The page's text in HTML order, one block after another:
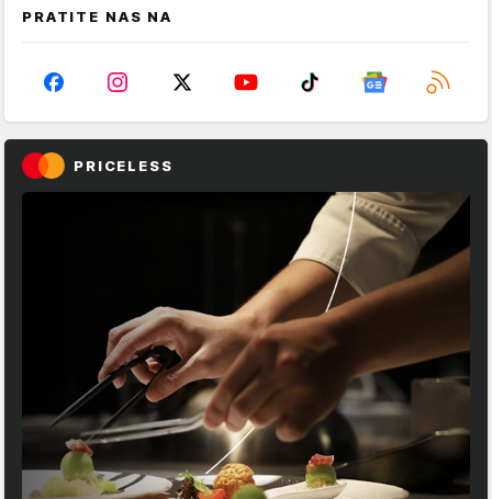
PRATITE NAS NA
PRICELESS